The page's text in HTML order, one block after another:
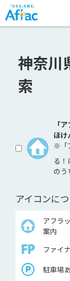
神奈川
索
「
ほけ
※「
る！
のう
アイコンに
アフラ
案内
ファイ
駐車場